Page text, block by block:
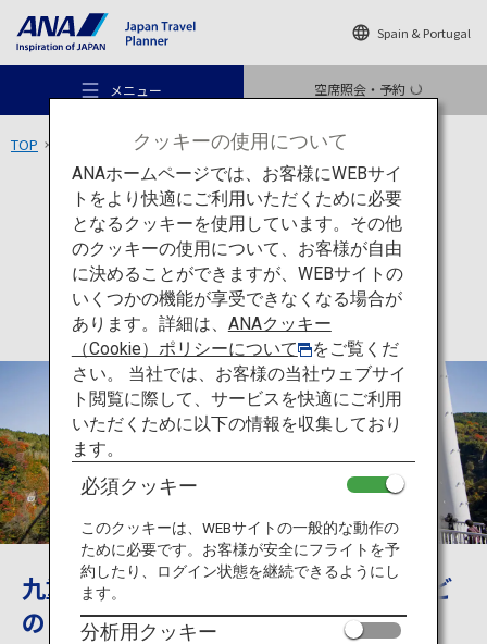
Spain & Portugal
メニュー 空席照会・予約
おすすめの旅
旅のアイデア
行き先
旅のお役立ち情報
ANA サービス
TOP 九重“夢”大吊橋
アクティビティ 大分
九重“夢”大吊橋
九重の夢大吊橋は日本一。龍門の滝など
の自然など観光スポットが豊富
クッキーの使用について
ANAホームページでは、お客様にWEBサイ
トをより快適にご利用いただくために必要
となるクッキーを使用しています。その他
のクッキーの使用について、お客様が自由
に決めることができますが、WEBサイトの
いくつかの機能が享受できなくなる場合が
あります。詳細は、 ANAクッキー
（Cookie）ポリシーについて
をご覧くだ
さい。 当社では、お客様の当社ウェブサイ
ト閲覧に際して、サービスを快適にご利用
いただくために以下の情報を収集しており
ます。
必須クッキー
このクッキーは、WEBサイトの一般的な動作の
ために必要です。お客様が安全にフライトを予
約したり、ログイン状態を継続できるようにし
ます。
分析用クッキー